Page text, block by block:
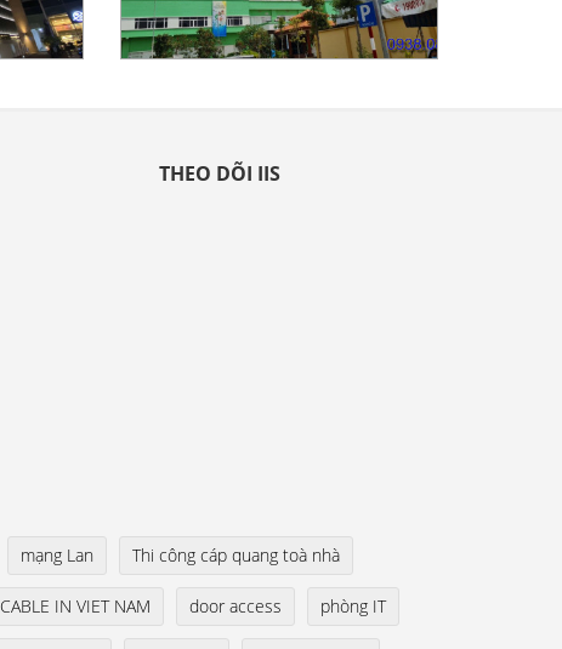
THEO DÕI IIS
mạng Lan Thi công cáp quang toà nhà
CABLE IN VIET NAM door access phòng IT